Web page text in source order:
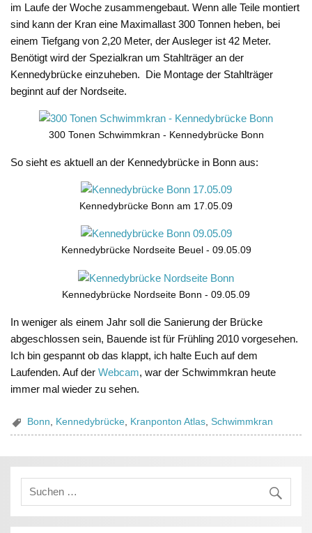
im Laufe der Woche zusammengebaut. Wenn alle Teile montiert
sind kann der Kran eine Maximallast 300 Tonnen heben, bei
einem Tiefgang von 2,20 Meter, der Ausleger ist 42 Meter.
Benötigt wird der Spezialkran um Stahlträger an der
Kennedybrücke einzuheben. Die Montage der Stahlträger
beginnt auf der Nordseite.
300 Tonen Schwimmkran - Kennedybrücke Bonn
So sieht es aktuell an der Kennedybrücke in Bonn aus:
Kennedybrücke Bonn am 17.05.09
Kennedybrücke Nordseite Beuel - 09.05.09
Kennedybrücke Nordseite Bonn - 09.05.09
In weniger als einem Jahr soll die Sanierung der Brücke
abgeschlossen sein, Bauende ist für Frühling 2010 vorgesehen.
Ich bin gespannt ob das klappt, ich halte Euch auf dem
Laufenden. Auf derWebcam, war der Schwimmkran heute
immer mal wieder zu sehen.
Bonn Kennedybrücke Kranponton Atlas ,Schwimmkran